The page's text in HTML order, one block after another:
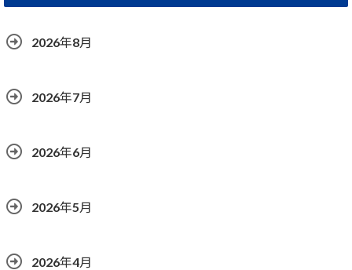
2026年8月
2026年7月
2026年6月
2026年5月
2026年4月